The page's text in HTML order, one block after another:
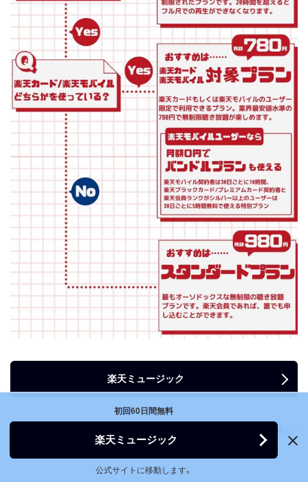
楽天ミュージック
分かったら、次は各プランの詳細を確認しましょう。
初回60日間無料
楽天ミュージック
公式サイトに移動します。